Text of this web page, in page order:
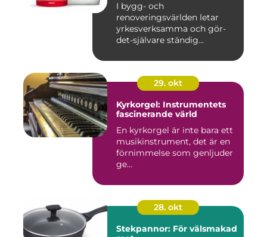
I bygg- och
renoveringsvärlden letar
yrkesverksamma och gör-
det-självare ständig...
29. okt
Kyrkorgel: Instrumentets
fascinerande värld
En kyrkorgel är inte bara ett
musikinstrument, det är en
förnimmelse som genljuder
ge...
28. okt
Stekpannor: För välsmakad